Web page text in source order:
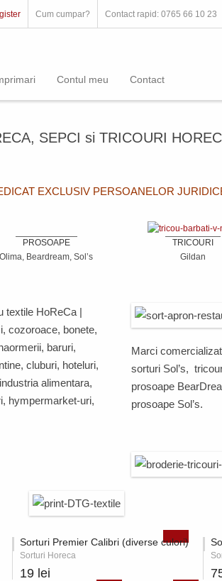
Cum cumpar? Contact rapid: 0765 66 10 23
Contul meu Contact
SEPCI si TRICOURI
EXCLUSIV PERSOANELOR
PROSOAPE
Olima, Beardream, Sol’s
TRICOURI
Gildan
textile HoReCa |
cozoroace, bonete,
baruri,
cluburi, hoteluri,
alimentara,
hympermarket-uri,
Marci
sorturi Sol’s,
prosoape
prosoape Sol’s.
Sorturi Premier Calibri (diverse culori)
Sorturi Horeca
19 lei